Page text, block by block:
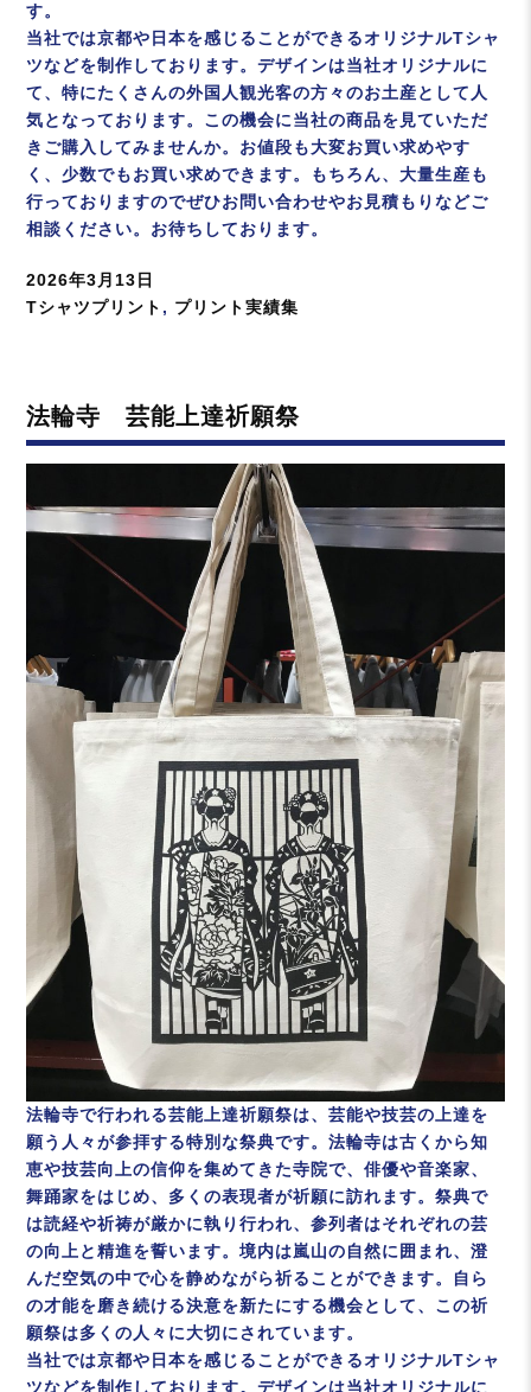
す。
当社では京都や日本を感じることができるオリジナルTシャ
ツなどを制作しております。デザインは当社オリジナルに
て、特にたくさんの外国人観光客の方々のお土産として人
気となっております。この機会に当社の商品を見ていただ
きご購入してみませんか。お値段も大変お買い求めやす
く、少数でもお買い求めできます。もちろん、大量生産も
行っておりますのでぜひお問い合わせやお見積もりなどご
相談ください。お待ちしております。
投
稿
2026年3月13日
カ
ー
Tシャツプリント , プリント実績集
法輪寺 芸能上達祈願祭
法輪寺で行われる芸能上達祈願祭は、芸能や技芸の上達を
願う人々が参拝する特別な祭典です。法輪寺は古くから知
恵や技芸向上の信仰を集めてきた寺院で、俳優や音楽家、
舞踊家をはじめ、多くの表現者が祈願に訪れます。祭典で
は読経や祈祷が厳かに執り行われ、参列者はそれぞれの芸
の向上と精進を誓います。境内は嵐山の自然に囲まれ、澄
んだ空気の中で心を静めながら祈ることができます。自ら
の才能を磨き続ける決意を新たにする機会として、この祈
願祭は多くの人々に大切にされています。
当社では京都や日本を感じることができるオリジナルTシャ
ツなどを制作しております。デザインは当社オリジナルに